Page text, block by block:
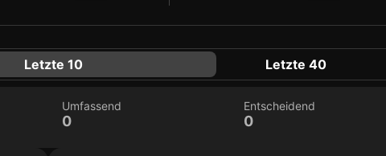
Letzte 10 Letzte 40
Umfassend
0
Entscheidend
0